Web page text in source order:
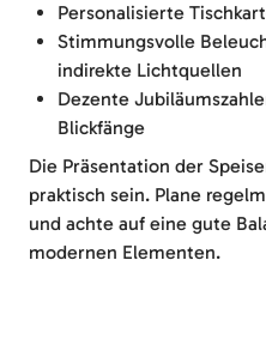
Personalisierte
Stimmungsvolle
indirekte Lichtquellen
Dezente
Blickfänge
Die Präsentation der
praktisch sein. Plane
und achte auf eine gute
modernen Elementen.